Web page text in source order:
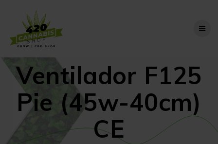
Ventilador F125
Pie (45w-40cm)
CE